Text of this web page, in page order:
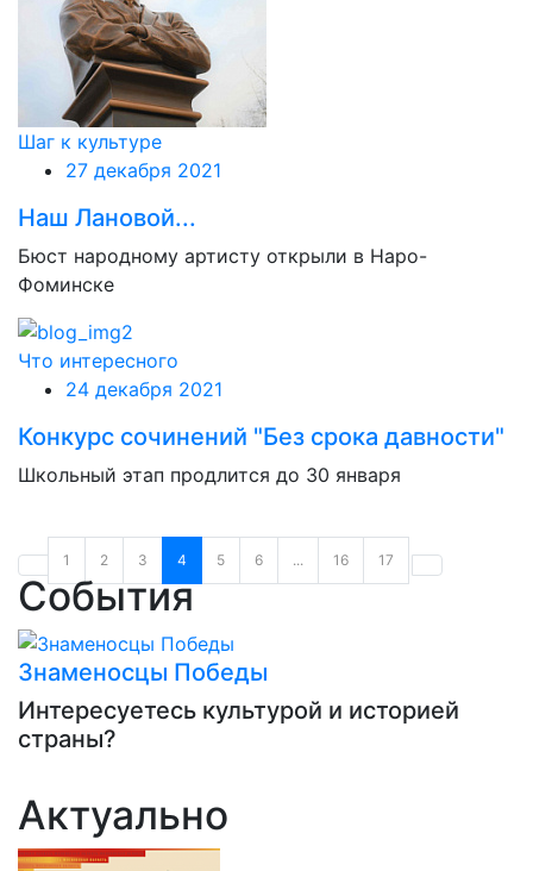
Шаг к культуре
27 декабря 2021
Наш Лановой...
Бюст народному артисту открыли в Наро-
Фоминске
Что интересного
24 декабря 2021
Конкурс сочинений "Без срока давности"
Школьный этап продлится до 30 января
1 2 3 4 5 6 ... 16 17
События
Знаменосцы Победы
Интересуетесь культурой и историей
страны?
Актуально